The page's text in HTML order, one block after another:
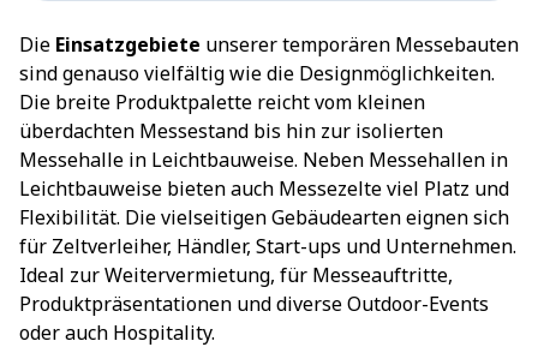
Die Einsatzgebiete unserer temporären Messebauten
sind genauso vielfältig wie die Designmöglichkeiten.
Die breite Produktpalette reicht vom kleinen
überdachten Messestand bis hin zur isolierten
Messehalle in Leichtbauweise. Neben Messehallen in
Leichtbauweise bieten auch Messezelte viel Platz und
Flexibilität. Die vielseitigen Gebäudearten eignen sich
für Zeltverleiher, Händler, Start-ups und Unternehmen.
Ideal zur Weitervermietung, für Messeauftritte,
Produktpräsentationen und diverse Outdoor-Events
oder auch Hospitality.